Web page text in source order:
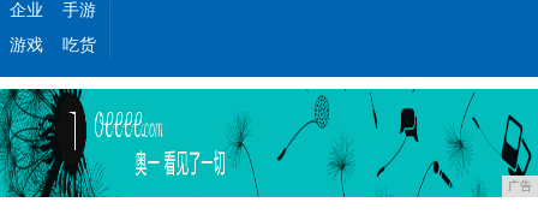
企业
手游
游戏
吃货
广告